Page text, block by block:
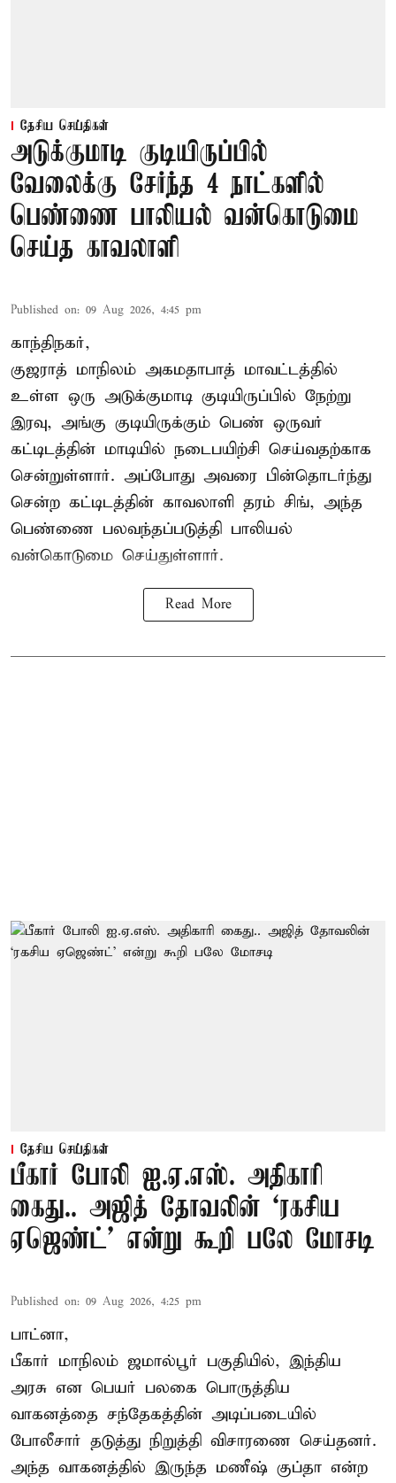
தேசிய செய்திகள்
அடுக்குமாடி குடியிருப்பில்
வேலைக்கு சேர்ந்த 4 நாட்களில்
பெண்ணை பாலியல் வன்கொடுமை
செய்த காவலாளி
Published on: 09 Aug 2026, 4:45 pm
காந்திநகர்,
குஜராத் மாநிலம் அகமதாபாத் மாவட்டத்தில்
உள்ள ஒரு அடுக்குமாடி குடியிருப்பில் நேற்று
இரவு, அங்கு குடியிருக்கும் பெண் ஒருவர்
கட்டிடத்தின் மாடியில் நடைபயிற்சி செய்வதற்காக
சென்றுள்ளார். அப்போது அவரை பின்தொடர்ந்து
சென்ற கட்டிடத்தின் காவலாளி தரம் சிங், அந்த
பெண்ணை பலவந்தப்படுத்தி பாலியல்
வன்கொடுமை செய்துள்ளார்.
Read More
தேசிய செய்திகள்
பீகார் போலி ஐ.ஏ.எஸ். அதிகாரி
கைது.. அஜித் தோவலின் ‘ரகசிய
ஏஜெண்ட்’ என்று கூறி பலே மோசடி
Published on: 09 Aug 2026, 4:25 pm
பாட்னா,
பீகார் மாநிலம் ஜமால்பூர் பகுதியில், இந்திய
அரசு என பெயர் பலகை பொருத்திய
வாகனத்தை சந்தேகத்தின் அடிப்படையில்
போலீசார் தடுத்து நிறுத்தி விசாரணை செய்தனர்.
அந்த வாகனத்தில் இருந்த மணீஷ் குப்தா என்ற